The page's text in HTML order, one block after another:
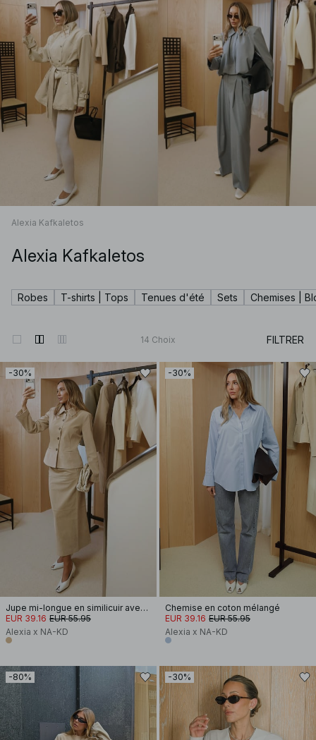
Alexia Kafkaletos
Alexia Kafkaletos
Robes T-shirts | Tops Tenues d'été Sets Chemises |
14 Choix FILTRER
-30%
Jupe mi-longue en similicuir avec coutures apparentes
EUR 39.16 EUR 55.95
Alexia x NA-KD
-30%
Chemise en coton mélangé
EUR 39.16 EUR 55.95
Alexia x NA-KD
-80% -30%